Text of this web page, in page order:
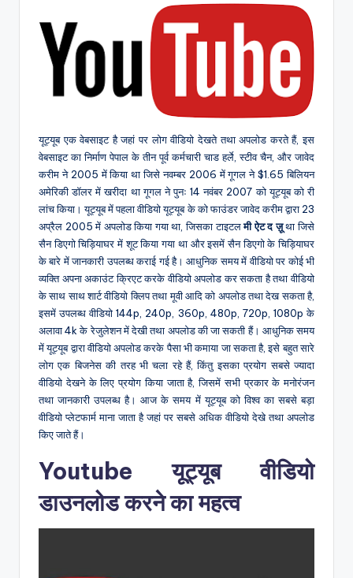
यूट्यूब एक वेबसाइट है जहां पर लोग वीडियो देखते तथा अपलोड करते हैं, इस
वेबसाइट का निर्माण पेपाल के तीन पूर्व कर्मचारी चाड हर्ले, स्टीव चैन, और जावेद
करीम ने 2005 में किया था जिसे नवम्बर 2006 में गूगल ने $1.65 बिलियन
अमेरिकी डॉलर में खरीदा था गूगल ने पुनः 14 नवंबर 2007 को यूट्यूब को री
लांच किया। यूट्यूब में पहला वीडियो यूट्यूब के को फाउंडर जावेद करीम द्वारा 23
अप्रैल 2005 में अपलोड किया गया था, जिसका टाइटलमी ऐट द ज़ूथा जिसे
सैन डिएगो चिड़ियाघर में शूट किया गया था और इसमें सैन डिएगो के चिड़ियाघर
के बारे में जानकारी उपलब्ध कराई गई है। आधुनिक समय में वीडियो पर कोई भी
व्यक्ति अपना अकाउंट क्रिएट करके वीडियो अपलोड कर सकता है तथा वीडियो
के साथ साथ शार्ट वीडियो क्लिप तथा मूवी आदि को अपलोड तथा देख सकता है,
इसमें उपलब्ध वीडियो 144p, 240p, 360p, 480p, 720p, 1080p के
अलावा 4k के रेजुलेशन में देखी तथा अपलोड की जा सकती हैं। आधुनिक समय
में यूट्यूब द्वारा वीडियो अपलोड करके पैसा भी कमाया जा सकता है, इसे बहुत सारे
लोग एक बिजनेस की तरह भी चला रहे हैं, किंतु इसका प्रयोग सबसे ज्यादा
वीडियो देखने के लिए प्रयोग किया जाता है, जिसमें सभी प्रकार के मनोरंजन
तथा जानकारी उपलब्ध है। आज के समय में यूट्यूब को विश्व का सबसे बड़ा
वीडियो प्लेटफार्म माना जाता है जहां पर सबसे अधिक वीडियो देखे तथा अपलोड
किए जाते हैं।
Youtube यूट्यूब वीडियो
डाउनलोड करने का महत्व